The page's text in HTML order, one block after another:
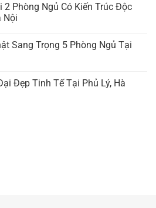
Phòng Ngủ Có Kiến Trúc Độc
Nội
Sang Trọng 5 Phòng Ngủ Tại
Đẹp Tinh Tế Tại Phủ Lý, Hà